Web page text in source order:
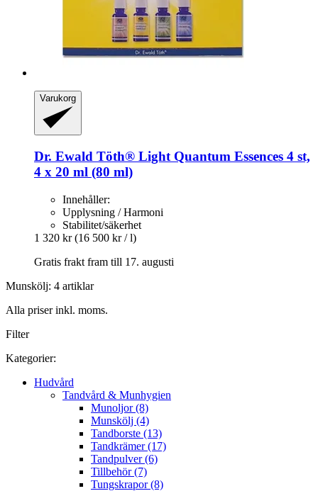
Varukorg
Dr. Ewald Töth® Light Quantum Essences 4 st,
4 x 20 ml (80 ml)
Innehåller:
Upplysning / Harmoni
Stabilitet/säkerhet
1 320 kr (16 500 kr / l)
Gratis frakt fram till 17. augusti
Munskölj: 4 artiklar
Alla priser inkl. moms.
Filter
Kategorier:
Hudvård
Tandvård & Munhygien
Munoljor (8)
Munskölj (4)
Tandborste (13)
Tandkrämer (17)
Tandpulver (6)
Tillbehör (7)
Tungskrapor (8)